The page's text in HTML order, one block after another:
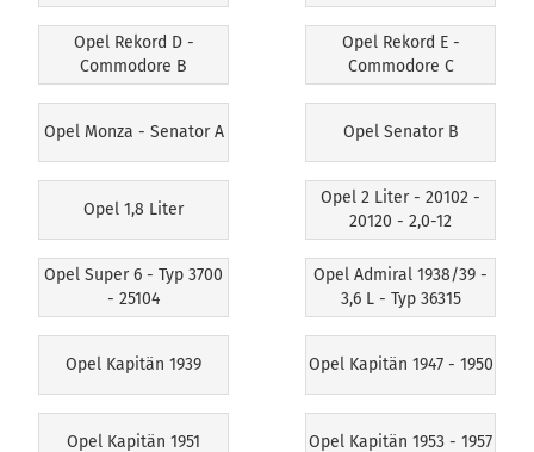
Opel Rekord D -
Commodore B
Opel Rekord E -
Commodore C
Opel Monza - Senator A Opel Senator B
Opel 1,8 Liter
Opel 2 Liter - 20102 -
20120 - 2,0-12
Opel Super 6 - Typ 3700
- 25104
Opel Admiral 1938/39 -
3,6 L - Typ 36315
Opel Kapitän 1939 Opel Kapitän 1947 - 1950
Opel Kapitän 1951 Opel Kapitän 1953 - 1957